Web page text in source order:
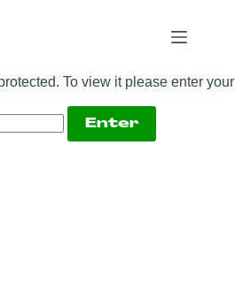
To view it please enter your